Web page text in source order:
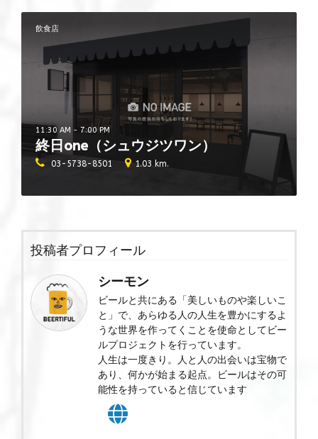
飲食店
終日one（シュウジツワン）
11:30 AM - 7:00 PM
03-5738-8501 1.03 km.
投稿者プロフィール
シーモン
ビールと共にある「美しいものや楽しいこ
と」で、あらゆる人の人生を豊かにするよ
うな世界を作ってくことを使命としてビー
ルプロジェクトを行っています。
人生は一度きり。人と人の出会いは宝物で
あり、何かが始まる起点。ビールはその可
能性を持っていると信じています